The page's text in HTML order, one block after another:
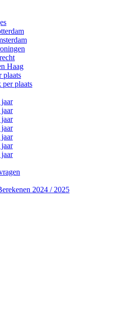
Haag
plaats
plaats
2024 / 2025